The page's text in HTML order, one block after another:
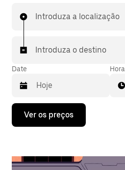
Introduza a localização
Introduza o destino
Date
Prima
tecla
interagir
Hora
Ver os preços